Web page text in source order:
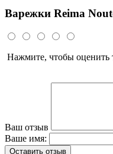
Варежки Reima
Нажмите, чтобы оценить
Ваш отзыв
Ваше имя:
Оставить отзыв